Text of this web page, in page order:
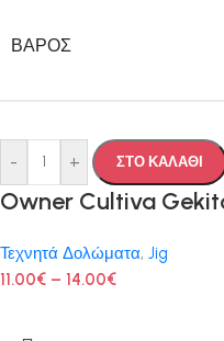
ΒΆΡΟΣ
- + ΣΤΟ ΚΑΛΑΘΙ
Owner Cultiva
Τεχνητά Δολώματα, Jig
11.00€ – 14.00€